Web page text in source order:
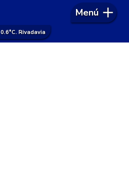
0.6°C. Rivadavia
Menú